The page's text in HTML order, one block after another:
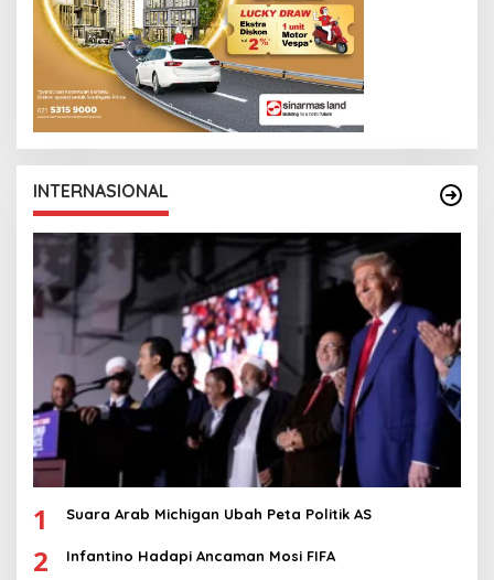
INTERNASIONAL
1 Suara Arab Michigan Ubah Peta Politik AS
2 Infantino Hadapi Ancaman Mosi FIFA